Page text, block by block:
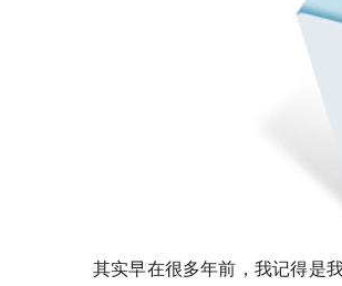
其实早在很多年前，我记得是